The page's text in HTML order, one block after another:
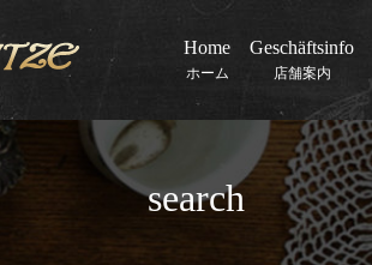
Home
ホーム
Geschäftsinfo
店舗案内
search